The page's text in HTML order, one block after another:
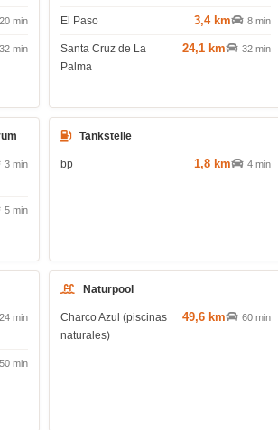
20 min
32 min
El Paso 3,4 km 8 min
Santa Cruz de La
Palma
24,1 km 32 min
3 min
5 min
Tankstelle
bp 1,8 km 4 min
24 min
50 min
Naturpool
Charco Azul (piscinas
naturales)
49,6 km 60 min